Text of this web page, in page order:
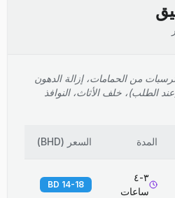
من الحمامات، إزالة الدهون
الطلب)، خلف الأثاث، النوافذ
المدة السعر (
BHD
)
٣-٤
ساعات
14-18 BD